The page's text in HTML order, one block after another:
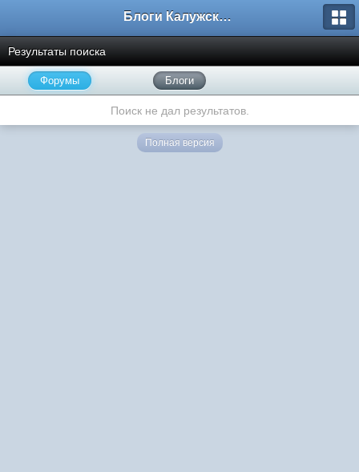
Блоги Калужского перекрестка
Результаты поиска
Форумы Блоги
Поиск не дал результатов.
Полная версия